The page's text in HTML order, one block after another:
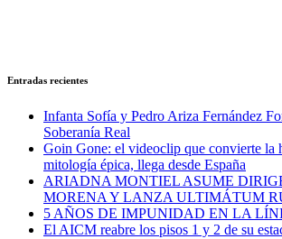
Entradas recientes
Infanta Sofía y Pedro Ariza Fernández
Soberanía Real
Goin Gone: el videoclip que convierte la
mitología épica, llega desde España
ARIADNA MONTIEL ASUME
MORENA Y LANZA ULTIMÁTUM
5 AÑOS DE IMPUNIDAD EN LA
El AICM reabre los pisos 1 y 2 de su